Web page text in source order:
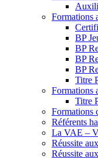
Formations
BP
BP
BP
BP
Titre
Formations
Titre
Formations
Référents
La VAE –
Réussite
Réussite